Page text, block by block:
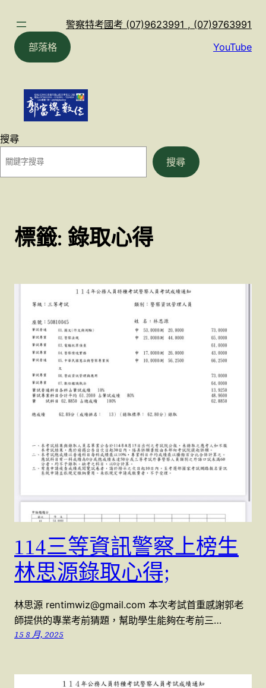
警察特考國考 (07)9623991 , (07)9763991
部落格
YouTube
搜尋
搜尋
標籤: 錄取心得
114三等資訊警察上榜生
林思源錄取心得;
林思源 rentimwiz@gmail.com 本次考試首重感謝郭老
師提供的專業考前猜題，幫助學生能夠在考前三…
15 8 月, 2025